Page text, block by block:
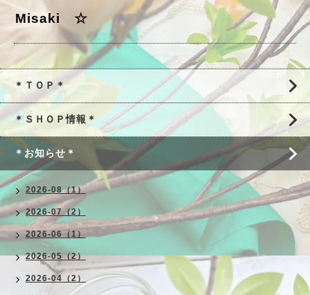
Misaki ☆
＊ＴＯＰ＊
＊ＳＨＯＰ情報＊
＊お知らせ＊
2026-08（1）
2026-07（2）
2026-06（1）
2026-05（2）
2026-04（2）